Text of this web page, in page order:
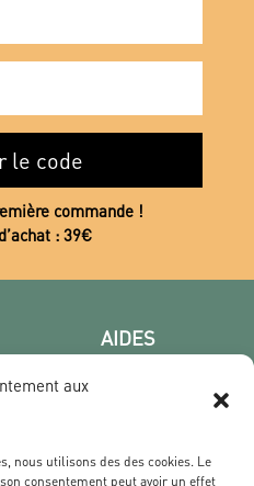
aux
nous utilisons des des cookies. Le
consentement peut avoir un effet
le code
commande !
: 39€
AIDES